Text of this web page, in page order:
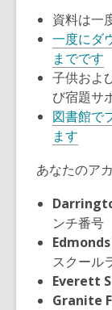
資料は一
一度にダ
までです
子供およ
び宿題サ
図書館で
ます
あなたのア
ンチ番号
スクール
Everett
Granite